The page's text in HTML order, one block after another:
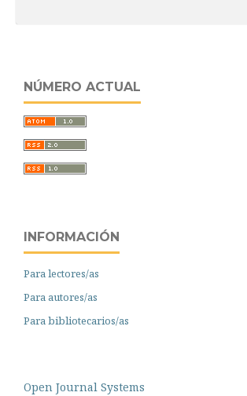
NÚMERO ACTUAL
INFORMACIÓN
Para lectores/as
Para autores/as
Para bibliotecarios/as
Open Journal Systems